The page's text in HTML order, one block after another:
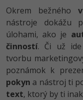
Okrem bežného
nástroje dokážu
úlohami, ako je
činností. Či už ide
tvorbu
poznámok k
pokyn a nástroj ti
text, ktorý by ti